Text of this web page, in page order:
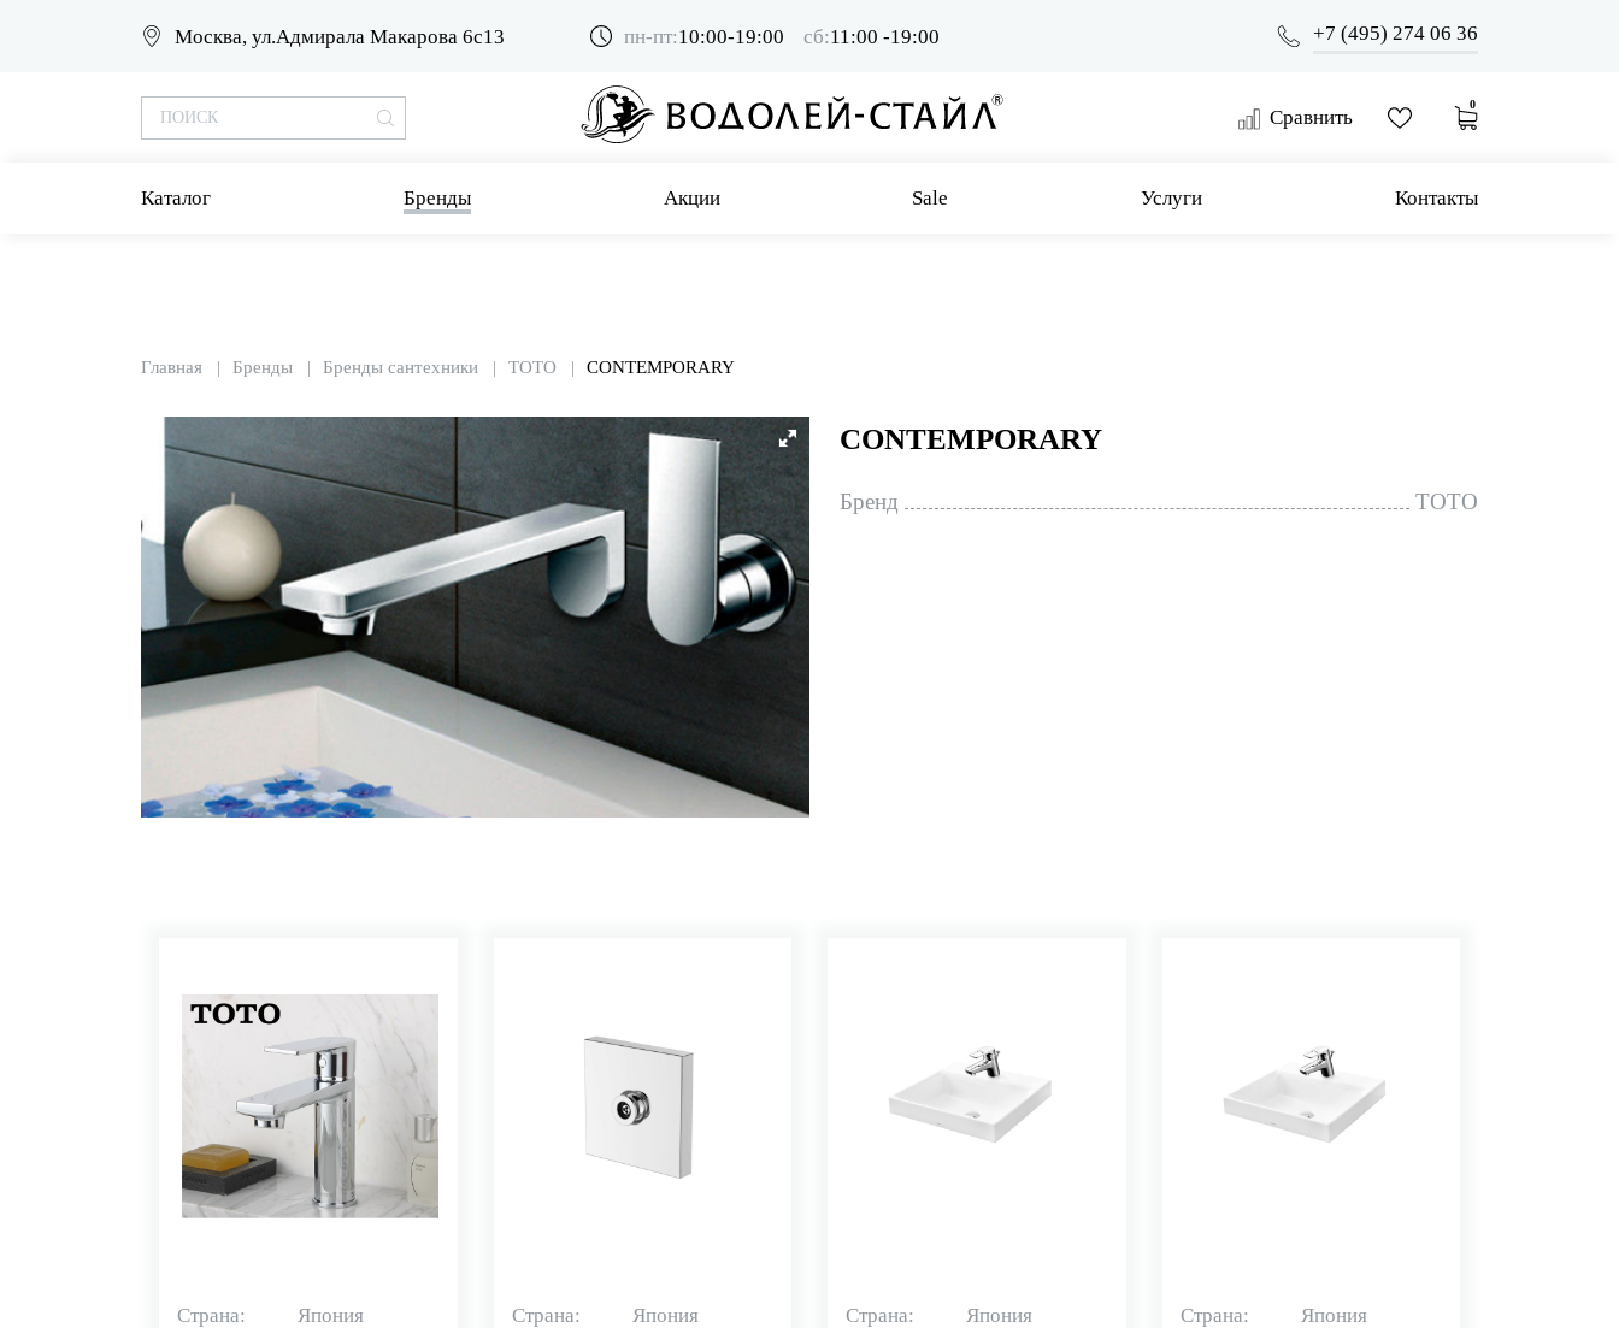
Москва, ул.Адмирала Макарова 6с13 пн-пт:10:00-19:00 сб:11:00 -19:00 +7 (495) 274 06 36
Сравнить
0
Каталог Бренды Акции Sale Услуги Контакты
Главная Бренды Бренды сантехники TOTO CONTEMPORARY
CONTEMPORARY
Бренд TOTO
Страна:
Япония
Страна:
Япония
Страна:
Япония
Страна:
Япония